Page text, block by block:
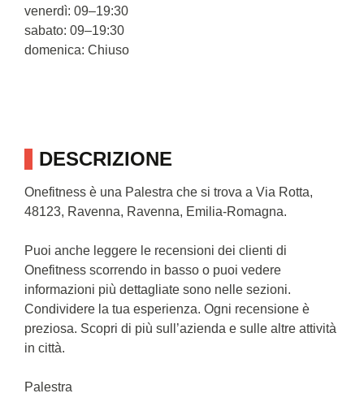
DESCRIZIONE
Onefitness è una Palestra che si trova a Via Rotta,
48123, Ravenna, Ravenna, Emilia-Romagna.
Puoi anche leggere le recensioni dei clienti di
Onefitness scorrendo in basso o puoi vedere
informazioni più dettagliate sono nelle sezioni.
Condividere la tua esperienza. Ogni recensione è
preziosa. Scopri di più sull’azienda e sulle altre attività
in città.
Palestra
venerdì: 09–19:30
sabato: 09–19:30
domenica: Chiuso